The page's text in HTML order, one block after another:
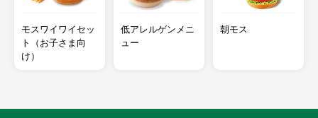
モスワイワイセッ
ト（お子さま向
け）
低アレルゲンメニ
ュー
朝モス